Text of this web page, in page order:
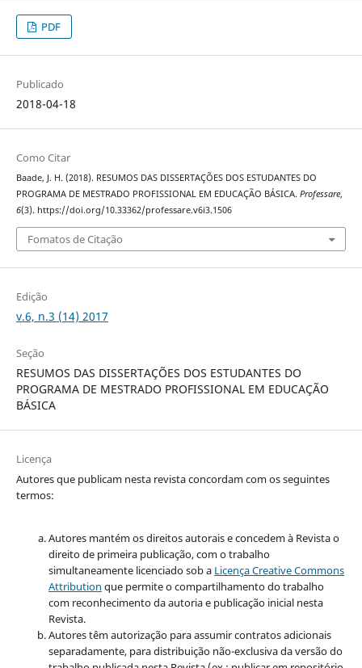
PDF
Publicado
2018-04-18
Como Citar
Baade, J. H. (2018). RESUMOS DAS DISSERTAÇÕES DOS ESTUDANTES DO
PROGRAMA DE MESTRADO PROFISSIONAL EM EDUCAÇÃO BÁSICA. Professare,
6(3). https://doi.org/10.33362/professare.v6i3.1506
Fomatos de Citação
Edição
v.6, n.3 (14) 2017
Seção
RESUMOS DAS DISSERTAÇÕES DOS ESTUDANTES DO
PROGRAMA DE MESTRADO PROFISSIONAL EM EDUCAÇÃO
BÁSICA
Licença
Autores que publicam nesta revista concordam com os seguintes
termos:
Autores mantém os direitos autorais e concedem à Revista o
direito de primeira publicação, com o trabalho
simultaneamente licenciado sob a Licença Creative Commons
Attribution que permite o compartilhamento do trabalho
com reconhecimento da autoria e publicação inicial nesta
Revista.
Autores têm autorização para assumir contratos adicionais
separadamente, para distribuição não-exclusiva da versão do